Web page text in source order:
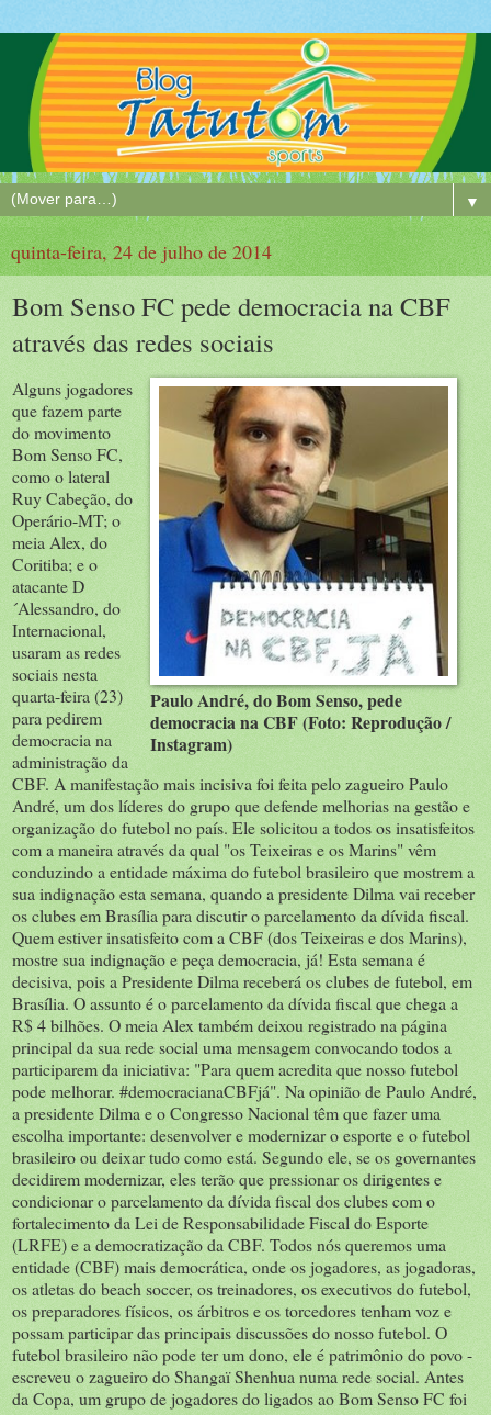
▼
quinta-feira, 24 de julho de 2014
Bom Senso FC pede democracia na CBF
através das redes sociais
Paulo André, do Bom Senso, pede
democracia na CBF (Foto: Reprodução /
Instagram)
Alguns jogadores
que fazem parte
do movimento
Bom Senso FC,
como o lateral
Ruy Cabeção, do
Operário-MT; o
meia Alex, do
Coritiba; e o
atacante D
´Alessandro, do
Internacional,
usaram as redes
sociais nesta
quarta-feira (23)
para pedirem
democracia na
administração da
CBF. A manifestação mais incisiva foi feita pelo zagueiro Paulo
André, um dos líderes do grupo que defende melhorias na gestão e
organização do futebol no país. Ele solicitou a todos os insatisfeitos
com a maneira através da qual "os Teixeiras e os Marins" vêm
conduzindo a entidade máxima do futebol brasileiro que mostrem a
sua indignação esta semana, quando a presidente Dilma vai receber
os clubes em Brasília para discutir o parcelamento da dívida fiscal.
Quem estiver insatisfeito com a CBF (dos Teixeiras e dos Marins),
mostre sua indignação e peça democracia, já! Esta semana é
decisiva, pois a Presidente Dilma receberá os clubes de futebol, em
Brasília. O assunto é o parcelamento da dívida fiscal que chega a
R$ 4 bilhões. O meia Alex também deixou registrado na página
principal da sua rede social uma mensagem convocando todos a
participarem da iniciativa: "Para quem acredita que nosso futebol
pode melhorar. #democracianaCBFjá". Na opinião de Paulo André,
a presidente Dilma e o Congresso Nacional têm que fazer uma
escolha importante: desenvolver e modernizar o esporte e o futebol
brasileiro ou deixar tudo como está. Segundo ele, se os governantes
decidirem modernizar, eles terão que pressionar os dirigentes e
condicionar o parcelamento da dívida fiscal dos clubes com o
fortalecimento da Lei de Responsabilidade Fiscal do Esporte
(LRFE) e a democratização da CBF. Todos nós queremos uma
entidade (CBF) mais democrática, onde os jogadores, as jogadoras,
os atletas do beach soccer, os treinadores, os executivos do futebol,
os preparadores físicos, os árbitros e os torcedores tenham voz e
possam participar das principais discussões do nosso futebol. O
futebol brasileiro não pode ter um dono, ele é patrimônio do povo -
escreveu o zagueiro do Shangaï Shenhua numa rede social. Antes
da Copa, um grupo de jogadores do ligados ao Bom Senso FC foi